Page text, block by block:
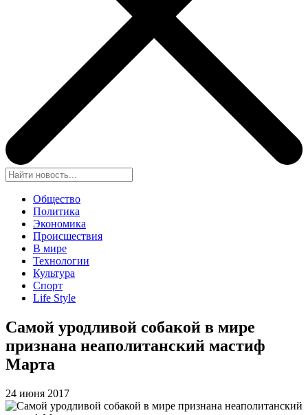
Общество
Политика
Экономика
Происшествия
В мире
Технологии
Культура
Спорт
Life Style
Самой уродливой собакой в мире
признана неаполитанский мастиф
Марта
24 июня 2017